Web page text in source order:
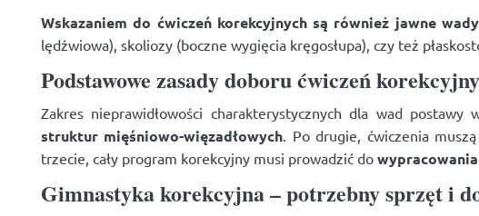
Wskazaniem do ćwiczeń korekcyjnych są również jawne
lędźwiowa), skoliozy (boczne wygięcia kręgosłupa), czy też
Podstawowe zasady doboru ćwiczeń
Zakres nieprawidłowości charakterystycznych dla wad
struktur mięśniowo-więzadłowych. Po drugie, ćwiczenia
trzecie, cały program korekcyjny musi prowadzić do
Gimnastyka korekcyjna – potrzebny sprzęt i